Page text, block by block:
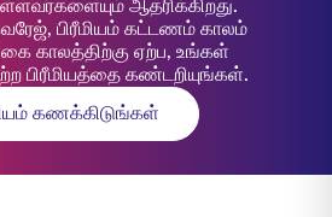
ஆதரிக்கிறது.
பிரீமியம் கட்டணம் காலம்
காலத்திற்கு ஏற்ப, உங்கள்
பிரீமியத்தை கண்டறியுங்கள்.
கணக்கிடுங்கள்